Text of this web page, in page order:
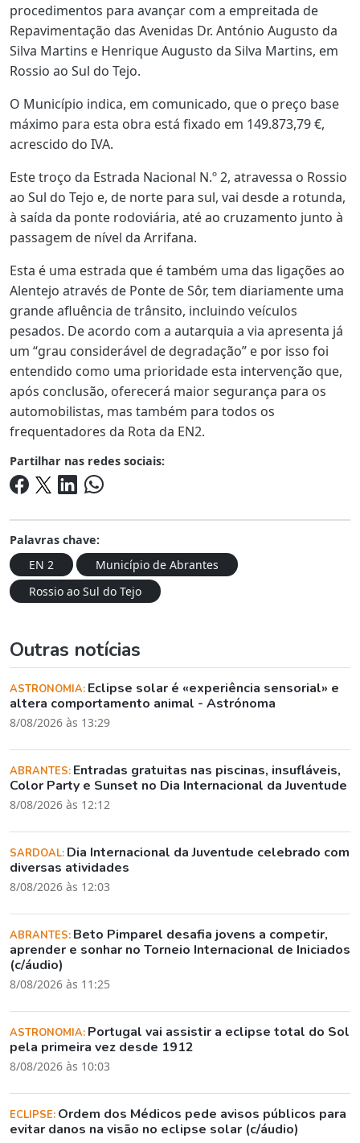
procedimentos para avançar com a empreitada de
Repavimentação das Avenidas Dr. António Augusto da
Silva Martins e Henrique Augusto da Silva Martins, em
Rossio ao Sul do Tejo.
O Município indica, em comunicado, que o preço base
máximo para esta obra está fixado em 149.873,79 €,
acrescido do IVA.
Este troço da Estrada Nacional N.º 2, atravessa o Rossio
ao Sul do Tejo e, de norte para sul, vai desde a rotunda,
à saída da ponte rodoviária, até ao cruzamento junto à
passagem de nível da Arrifana.
Esta é uma estrada que é também uma das ligações ao
Alentejo através de Ponte de Sôr, tem diariamente uma
grande afluência de trânsito, incluindo veículos
pesados. De acordo com a autarquia a via apresenta já
um “grau considerável de degradação” e por isso foi
entendido como uma prioridade esta intervenção que,
após conclusão, oferecerá maior segurança para os
automobilistas, mas também para todos os
frequentadores da Rota da EN2.
Partilhar nas redes sociais:
Palavras chave:
EN 2
Município de Abrantes
Rossio ao Sul do Tejo
Outras notícias
ASTRONOMIA: Eclipse solar é «experiência sensorial» e
altera comportamento animal - Astrónoma
8/08/2026 às 13:29
ABRANTES: Entradas gratuitas nas piscinas, insufláveis,
Color Party e Sunset no Dia Internacional da Juventude
8/08/2026 às 12:12
SARDOAL: Dia Internacional da Juventude celebrado com
diversas atividades
8/08/2026 às 12:03
ABRANTES: Beto Pimparel desafia jovens a competir,
aprender e sonhar no Torneio Internacional de Iniciados
(c/áudio)
8/08/2026 às 11:25
ASTRONOMIA: Portugal vai assistir a eclipse total do Sol
pela primeira vez desde 1912
8/08/2026 às 10:03
ECLIPSE: Ordem dos Médicos pede avisos públicos para
evitar danos na visão no eclipse solar (c/áudio)